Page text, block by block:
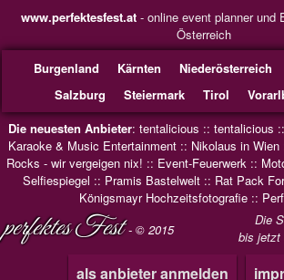
www.perfektesfest.at- online event planner und
Österreich
Burgenland
Kärnten Niederösterreich
Salzburg
Steiermark Tirol
Die neuesten Anbieter: tentalicious :: tentalicious ::
Karaoke & Music Entertainment:: Nikolaus in Wien
Rocks - wir vergeigen nix! :: Event-Feuerwerk ::
Selfiespiegel :: Pramis Bastelwelt :: Rat Pack
Königsmayr Hochzeitsfotografie ::
Die
bis jetzt
perfektes Fest- © 2015
als anbieter anmelden